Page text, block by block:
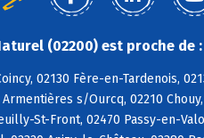
(02200) est proche de :
02130 Fère-en-Tardenois,
s/Ourcq, 02210
St-Front, 02470 Passy-en-